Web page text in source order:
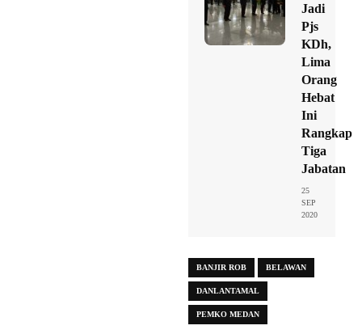
Jadi
Pjs
KDh,
Lima
Orang
Hebat
Ini
Rangkap
Tiga
Jabatan
25
SEP
2020
BANJIR ROB BELAWAN
DANLANTAMAL
PEMKO MEDAN